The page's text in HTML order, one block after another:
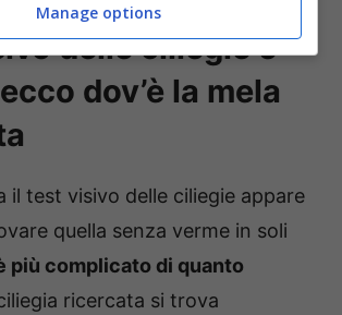
delle ciliegie e
dov’è la mela
il test visivo delle ciliegie appare
quella senza verme in soli
più complicato di quanto
ricercata si trova
Manage options